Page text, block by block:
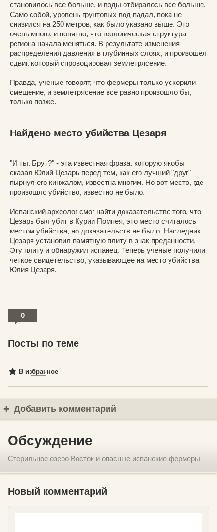
становилось все больше, и воды отбиралось все больше.
Само собой, уровень грунтовых вод падал, пока не
снизился на 250 метров, как было указано выше. Это
очень много, и понятно, что геологическая структура
региона начала меняться. В результате изменения
распределения давления в глубинных слоях, и произошел
сдвиг, который спровоцировал землетрясение.
Правда, ученые говорят, что фермеры только ускорили
смещение, и землетрясение все равно произошло бы,
только позже.
Найдено место убийства Цезаря
"И ты, Брут?" - эта известная фраза, которую якобы
сказал Юлий Цезарь перед тем, как его лучший "друг"
пырнул его кинжалом, известна многим. Но вот место, где
произошло убийство, известно не было.
Испанский археолог смог найти доказательство того, что
Цезарь был убит в Курии Помпея, это место считалось
местом убийства, но доказательств не было. Наследник
Цезаря установил памятную плиту в знак преданности.
Эту плиту и обнаружил испанец. Теперь ученые получили
четкое свидетельство, указывающее на место убийства
Юлия Цезаря.
0
Посты по теме
В избранное
Добавить комментарий
Обсуждение
Стерильное озеро Восток и опасные испанские фермеры
Новый комментарий